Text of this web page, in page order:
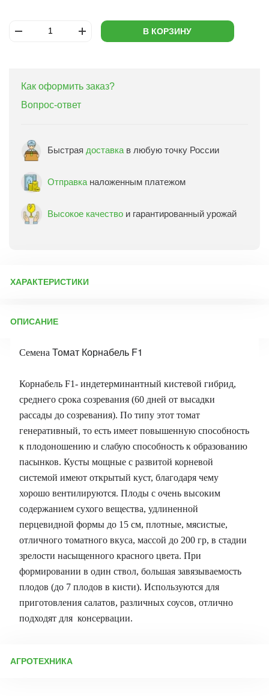
В КОРЗИНУ
Как оформить заказ?
Вопрос-ответ
Быстрая доставка в любую точку России
Отправка наложенным платежом
Высокое качество и гарантированный урожай
ХАРАКТЕРИСТИКИ
Бренд товара:
ОПИСАНИЕ
Семена Томат Корнабель F1
Корнабель F1- индетерминантный кистевой гибрид,
среднего срока созревания (60 дней от высадки
рассады до созревания). По типу этот томат
генеративный, то есть имеет повышенную способность
к плодоношению и слабую способность к образованию
пасынков. Кусты мощные с развитой корневой
системой имеют открытый куст, благодаря чему
хорошо вентилируются. Плоды с очень высоким
содержанием сухого вещества, удлиненной
перцевидной формы до 15 см, плотные, мясистые,
отличного томатного вкуса, массой до 200 гр, в стадии
зрелости насыщенного красного цвета. При
формировании в один ствол, большая завязываемость
плодов (до 7 плодов в кисти). Используются для
приготовления салатов, различных соусов, отлично
подходят для консервации.
АГРОТЕХНИКА